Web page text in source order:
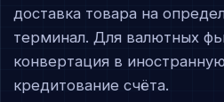
доставка товара на
терминал. Для валютных
конвертация в
кредитование счёта.